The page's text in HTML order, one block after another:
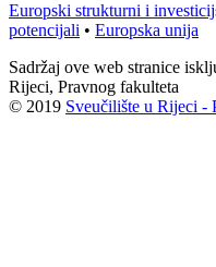
Europski strukturni i
potencijali • Europska unija
Sadržaj ove web stranice
Rijeci, Pravnog fakulteta
© 2019 Sveučilište u Rijeci -